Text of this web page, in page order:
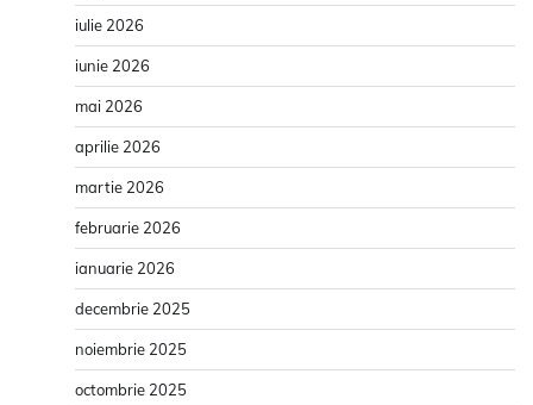
iulie 2026
iunie 2026
mai 2026
aprilie 2026
martie 2026
februarie 2026
ianuarie 2026
decembrie 2025
noiembrie 2025
octombrie 2025